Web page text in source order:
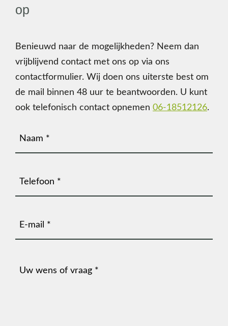
op
Benieuwd naar de mogelijkheden? Neem dan
vrijblijvend contact met ons op via ons
contactformulier. Wij doen ons uiterste best om
de mail binnen 48 uur te beantwoorden. U kunt
ook telefonisch contact opnemen 06-18512126.
Naam (Vereist)
Telefoonnummer
E-
mailadres(Vereist)
Bericht